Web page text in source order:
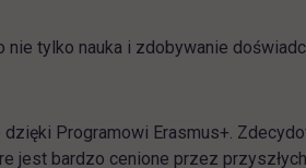
nie tylko nauka i zdobywanie
Programowi Erasmus+.
bardzo cenione przez